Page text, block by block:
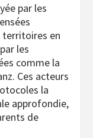
par les
territoires en
les
comme la
Ces acteurs
la
approfondie,
de